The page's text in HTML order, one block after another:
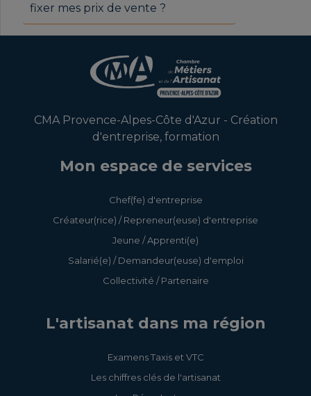
fixer mes prix de vente ?
CMA Provence-Alpes-Côte d'Azur - Création
d'entreprise, formation
Mon espace de services
Chef(fe) d'entreprise
Créateur(rice) / Repreneur(euse) d'entreprise
Jeune / Apprenti(e)
Salarié(e) / Demandeur(euse) d'emploi
Collectivité / Partenaire
L'artisanat dans ma région
Examens Taxis et VTC
Les chiffres clés de l'artisanat